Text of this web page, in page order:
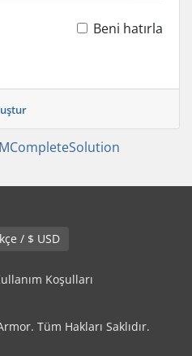
Beni hatırla
Türkçe / $ USD
Koşulları
Tüm Hakları Saklıdır.